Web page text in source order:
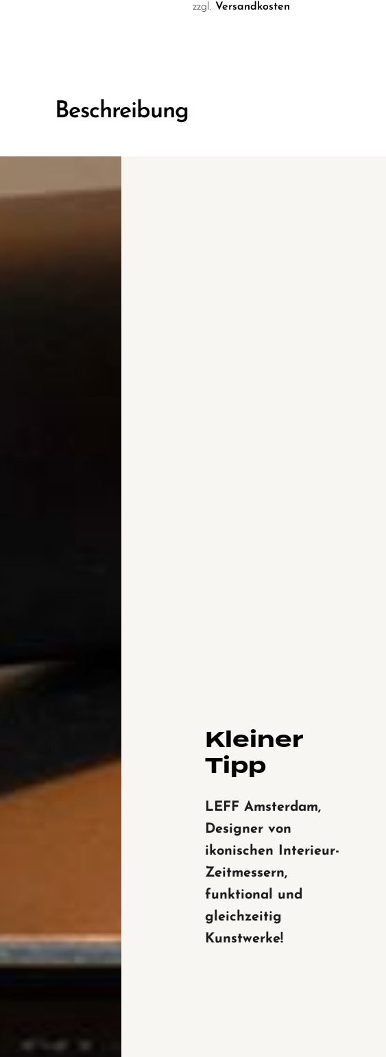
zzgl. Versandkosten
Beschreibung
Kleiner
Tipp
LEFF Amsterdam,
Designer von
ikonischen Interieur-
Zeitmessern,
funktional und
gleichzeitig
Kunstwerke!